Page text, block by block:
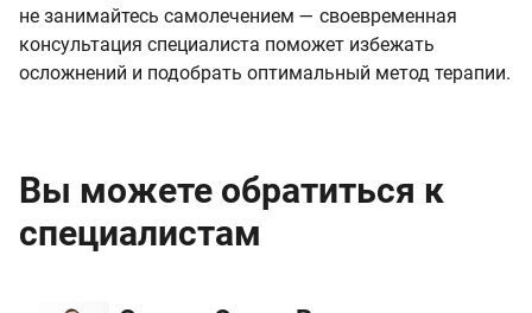
не занимайтесь самолечением — своевременная
консультация специалиста поможет избежать
осложнений и подобрать оптимальный метод терапии.
Вы можете обратиться к
специалистам